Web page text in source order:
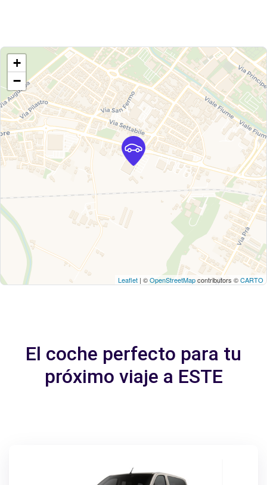
+
−
Leaflet | ©OpenStreetMapcontributors ©CARTO
El coche perfecto para tu
próximo viaje a ESTE